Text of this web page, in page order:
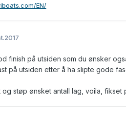
EN/
finish på utsiden som du ønsker
på utsiden etter å ha slipte gode
støp ønsket antall lag, voila, fikset